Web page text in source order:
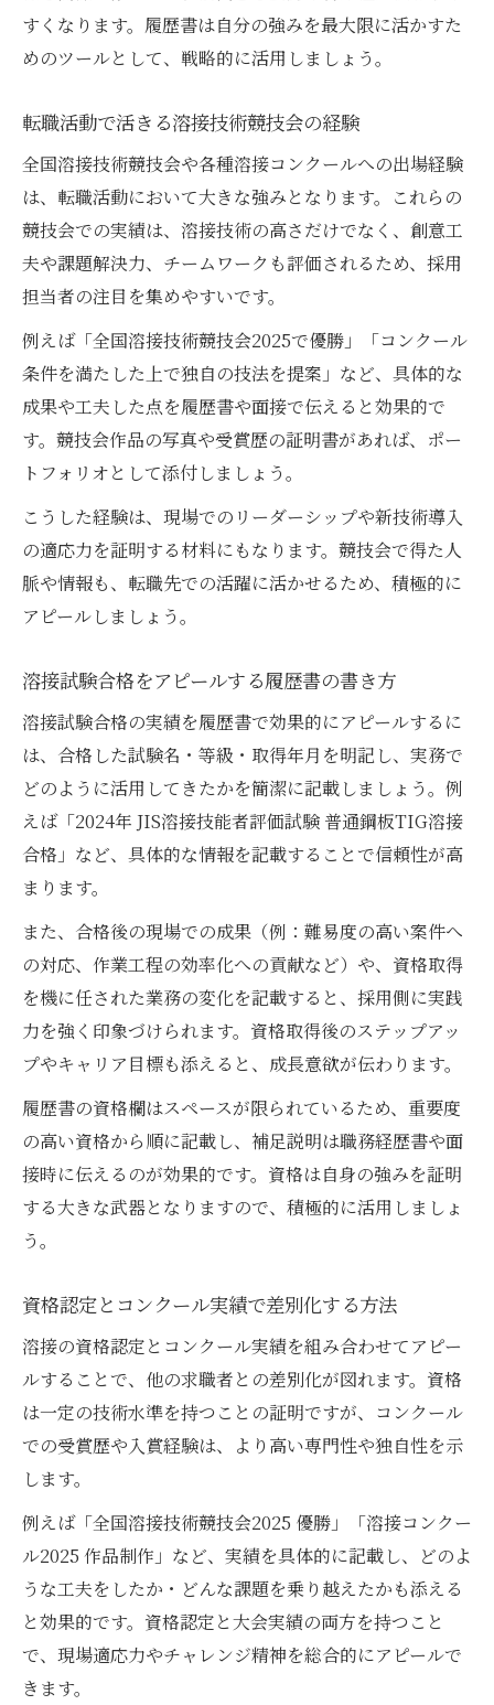
すくなります。履歴書は自分の強みを最大限に活かすた
めのツールとして、戦略的に活用しましょう。
転職活動で活きる溶接技術競技会の経験
全国溶接技術競技会や各種溶接コンクールへの出場経験
は、転職活動において大きな強みとなります。これらの
競技会での実績は、溶接技術の高さだけでなく、創意工
夫や課題解決力、チームワークも評価されるため、採用
担当者の注目を集めやすいです。
例えば「全国溶接技術競技会2025で優勝」「コンクール
条件を満たした上で独自の技法を提案」など、具体的な
成果や工夫した点を履歴書や面接で伝えると効果的で
す。競技会作品の写真や受賞歴の証明書があれば、ポー
トフォリオとして添付しましょう。
こうした経験は、現場でのリーダーシップや新技術導入
の適応力を証明する材料にもなります。競技会で得た人
脈や情報も、転職先での活躍に活かせるため、積極的に
アピールしましょう。
溶接試験合格をアピールする履歴書の書き方
溶接試験合格の実績を履歴書で効果的にアピールするに
は、合格した試験名・等級・取得年月を明記し、実務で
どのように活用してきたかを簡潔に記載しましょう。例
えば「2024年 JIS溶接技能者評価試験 普通鋼板TIG溶接
合格」など、具体的な情報を記載することで信頼性が高
まります。
また、合格後の現場での成果（例：難易度の高い案件へ
の対応、作業工程の効率化への貢献など）や、資格取得
を機に任された業務の変化を記載すると、採用側に実践
力を強く印象づけられます。資格取得後のステップアッ
プやキャリア目標も添えると、成長意欲が伝わります。
履歴書の資格欄はスペースが限られているため、重要度
の高い資格から順に記載し、補足説明は職務経歴書や面
接時に伝えるのが効果的です。資格は自身の強みを証明
する大きな武器となりますので、積極的に活用しましょ
う。
資格認定とコンクール実績で差別化する方法
溶接の資格認定とコンクール実績を組み合わせてアピー
ルすることで、他の求職者との差別化が図れます。資格
は一定の技術水準を持つことの証明ですが、コンクール
での受賞歴や入賞経験は、より高い専門性や独自性を示
します。
例えば「全国溶接技術競技会2025 優勝」「溶接コンクー
ル2025 作品制作」など、実績を具体的に記載し、どのよ
うな工夫をしたか・どんな課題を乗り越えたかも添える
と効果的です。資格認定と大会実績の両方を持つこと
で、現場適応力やチャレンジ精神を総合的にアピールで
きます。